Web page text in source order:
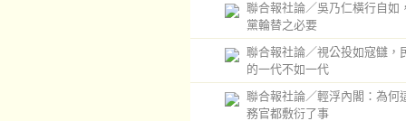
聯合報社論／吳乃仁橫行自如
黨輪替之必要
聯合報社論／視公投如寇讎，
的一代不如一代
聯合報社論／輕浮內閣：為何
務官都敷衍了事